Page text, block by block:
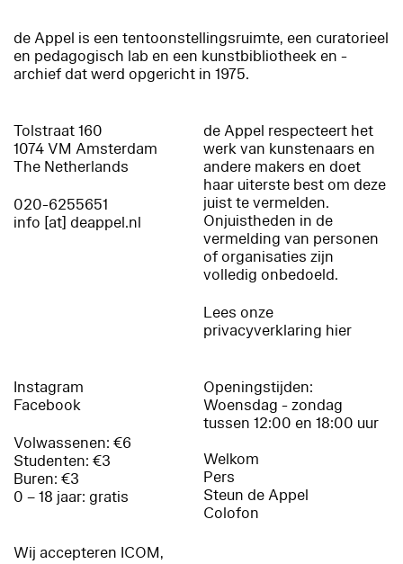
de Appel is een tentoonstellingsruimte, een curatorieel
en pedagogisch lab en een kunstbibliotheek en -
archief dat werd opgericht in 1975.
Tolstraat 160
1074 VM Amsterdam
The Netherlands
020-6255651
info [at] deappel.nl
de Appel respecteert het
werk van kunstenaars en
andere makers en doet
haar uiterste best om deze
juist te vermelden.
Onjuistheden in de
vermelding van personen
of organisaties zijn
volledig onbedoeld.
Lees onze
privacyverklaring hier
Instagram
Facebook
Volwassenen: €6
Studenten: €3
Buren: €3
0 – 18 jaar: gratis
Wij accepteren ICOM,
Openingstijden:
Woensdag - zondag
tussen 12:00 en 18:00 uur
Welkom
Pers
Steun de Appel
Colofon